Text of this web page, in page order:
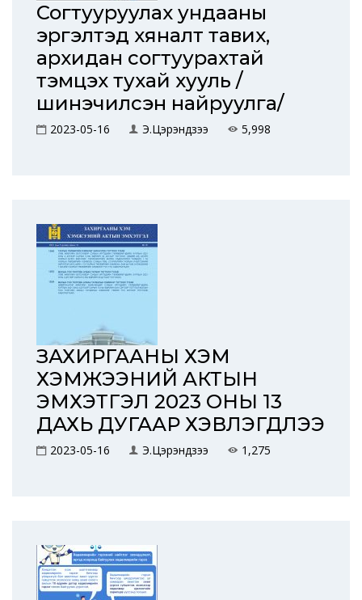
Согтууруулах ундааны
эргэлтэд хяналт тавих,
архидан согтуурахтай
тэмцэх тухай хууль /
шинэчилсэн найруулга/
2023-05-16 Э.Цэрэндүзээ 5,998
ЗАХИРГААНЫ ХЭМ
ХЭМЖЭЭНИЙ АКТЫН
ЭМХЭТГЭЛ 2023 ОНЫ 13
ДАХЬ ДУГААР ХЭВЛЭГДЛЭЭ
2023-05-16 Э.Цэрэндүзээ 1,275